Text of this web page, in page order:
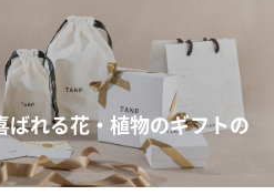
れる花・植物のギフトの